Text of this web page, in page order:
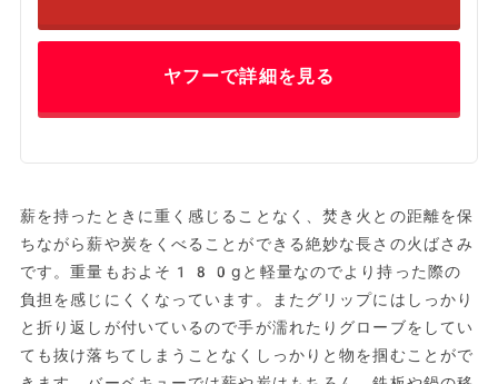
ヤフーで詳細を見る
薪を持ったときに重く感じることなく、焚き火との距離を保
ちながら薪や炭をくべることができる絶妙な長さの火ばさみ
です。重量もおよそ180gと軽量なのでより持った際の
負担を感じにくくなっています。またグリップにはしっかり
と折り返しが付いているので手が濡れたりグローブをしてい
ても抜け落ちてしまうことなくしっかりと物を掴むことがで